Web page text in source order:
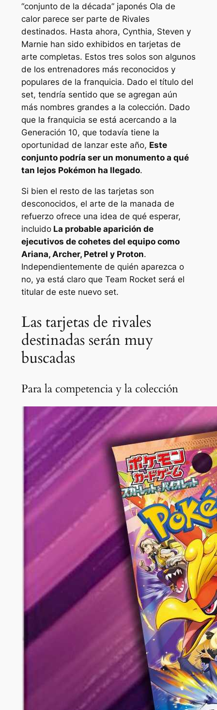
“conjunto de la década” japonés Ola de
calorparece ser parte de Rivales
destinados. Hasta ahora, Cynthia, Steven y
Marnie han sido exhibidos en tarjetas de
arte completas. Estos tres solos son algunos
de los entrenadores más reconocidos y
populares de la franquicia. Dado el título del
set, tendría sentido que se agregan aún
más nombres grandes a la colección. Dado
que la franquicia se está acercando a la
Generación 10, que todavía tiene la
oportunidad de lanzar este año, Este
conjunto podría ser un monumento a qué
tan lejos Pokémon ha llegado.
Si bien el resto de las tarjetas son
desconocidos, el arte de la manada de
refuerzo ofrece una idea de qué esperar,
incluidoLa probable aparición de
ejecutivos de cohetes del equipo como
Ariana, Archer, Petrel y Proton.
Independientemente de quién aparezca o
no, ya está claro que Team Rocket será el
titular de este nuevo set.
Las tarjetas de rivales
destinadas serán muy
buscadas
Para la competencia y la colección